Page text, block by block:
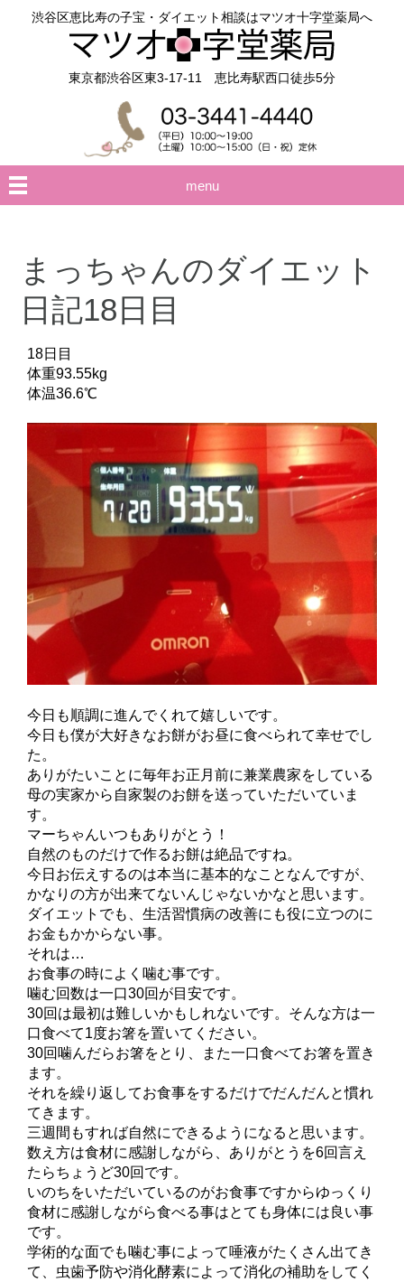
渋谷区恵比寿の子宝・ダイエット相談はマツオ十字堂薬局へ
東京都渋谷区東3-17-11 恵比寿駅西口徒歩5分
menu
まっちゃんのダイエット
日記18日目
18日目
体重93.55kg
体温36.6℃
今日も順調に進んでくれて嬉しいです。
今日も僕が大好きなお餅がお昼に食べられて幸せでし
た。
ありがたいことに毎年お正月前に兼業農家をしている
母の実家から自家製のお餅を送っていただいていま
す。
マーちゃんいつもありがとう！
自然のものだけで作るお餅は絶品ですね。
今日お伝えするのは本当に基本的なことなんですが、
かなりの方が出来てないんじゃないかなと思います。
ダイエットでも、生活習慣病の改善にも役に立つのに
お金もかからない事。
それは…
お食事の時によく噛む事です。
噛む回数は一口30回が目安です。
30回は最初は難しいかもしれないです。そんな方は一
口食べて1度お箸を置いてください。
30回噛んだらお箸をとり、また一口食べてお箸を置き
ます。
それを繰り返してお食事をするだけでだんだんと慣れ
てきます。
三週間もすれば自然にできるようになると思います。
数え方は食材に感謝しながら、ありがとうを6回言え
たらちょうど30回です。
いのちをいただいているのがお食事ですからゆっくり
食材に感謝しながら食べる事はとても身体には良い事
です。
学術的な面でも噛む事によって唾液がたくさん出てき
て、虫歯予防や消化酵素によって消化の補助をしてく